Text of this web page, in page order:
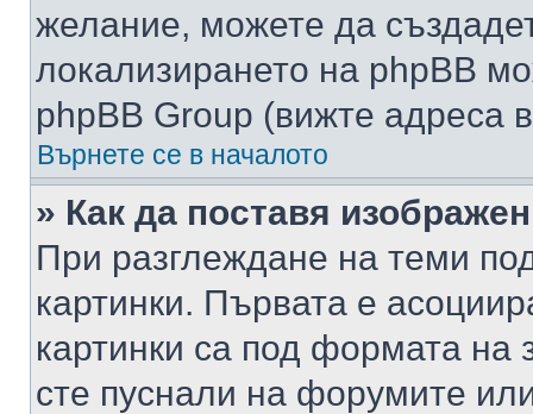
желание, можете да
локализирането на phpBB
phpBB Group (вижте адреса
Върнете се в началото
» Как да поставя
При разглеждане на теми
картинки. Първата е
картинки са под формата на
сте пуснали на форумите